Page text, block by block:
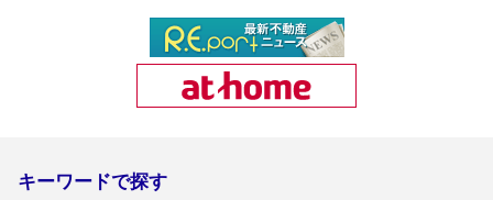
キーワードで探す